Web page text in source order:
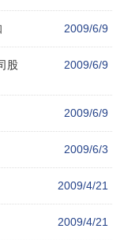
2009/6/9
股
2009/6/9
2009/6/9
2009/6/3
2009/4/21
2009/4/21